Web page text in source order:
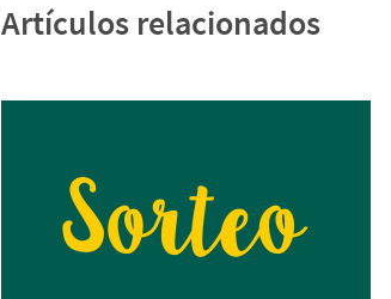
Artículos relacionados